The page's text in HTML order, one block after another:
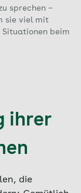
sprechen –
sie viel mit
beim
ihrer
die